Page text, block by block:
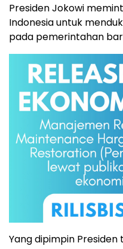
Presiden Jokowi
Indonesia untuk
pada pemerintahan
Yang dipimpin